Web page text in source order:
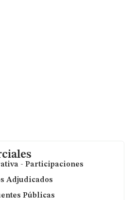
- Participaciones
Adjudicados
Públicas